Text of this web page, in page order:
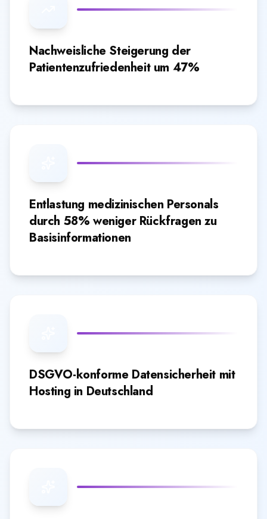
Nachweisliche Steigerung der
Patientenzufriedenheit um 47%
Entlastung medizinischen Personals
durch 58% weniger Rückfragen zu
Basisinformationen
DSGVO-konforme Datensicherheit mit
Hosting in Deutschland